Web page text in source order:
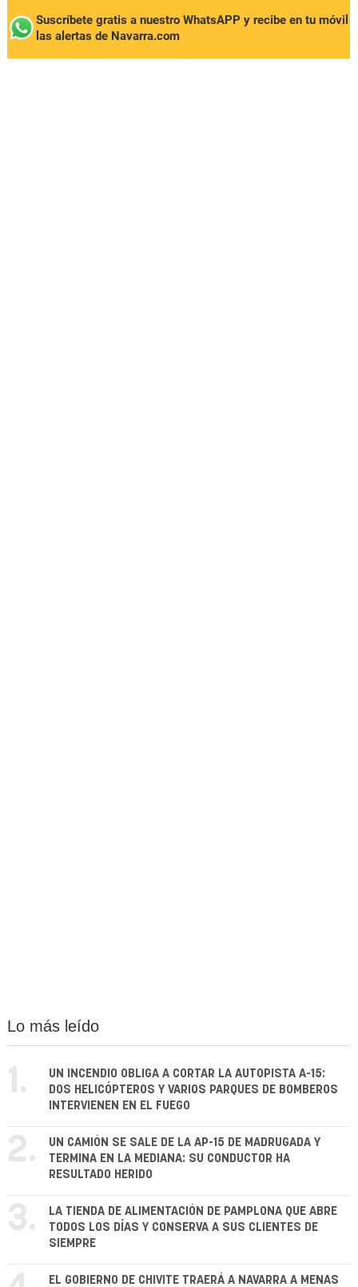
Suscríbete gratis a nuestro WhatsAPP y recibe en tu móvil
las alertas de Navarra.com
Lo más leído
1.
UN INCENDIO OBLIGA A CORTAR LA AUTOPISTA A-15:
DOS HELICÓPTEROS Y VARIOS PARQUES DE BOMBEROS
INTERVIENEN EN EL FUEGO
2.
UN CAMIÓN SE SALE DE LA AP-15 DE MADRUGADA Y
TERMINA EN LA MEDIANA: SU CONDUCTOR HA
RESULTADO HERIDO
3.
LA TIENDA DE ALIMENTACIÓN DE PAMPLONA QUE ABRE
TODOS LOS DÍAS Y CONSERVA A SUS CLIENTES DE
SIEMPRE
EL GOBIERNO DE CHIVITE TRAERÁ A NAVARRA A MENAS